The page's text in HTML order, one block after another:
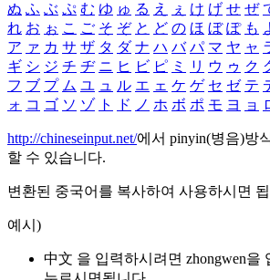
ぬ ふ ぶ ぷ む ゆ ゅ る え ぇ け げ せ ぜ
れ お ぉ こ ご そ ぞ と ど の ほ ぼ ぽ も
ア ァ カ サ ザ タ ダ ナ ハ バ パ マ ヤ ャ
ギ シ ジ チ ヂ ニ ヒ ビ ピ ミ リ ウ ゥ ク
フ ブ プ ム ユ ュ ル エ ェ ケ ゲ セ ゼ テ
ォ コ ゴ ソ ゾ ト ド ノ ホ ボ ポ モ ヨ ョ
http://chineseinput.net/에서 pinyin(병음)방
할 수 있습니다.
변환된 중국어를 복사하여 사용하시면
예시)
中文 을 입력하시려면 zhongwen을